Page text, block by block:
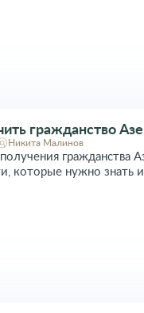
гражданство
Никита Малинов
гражданства
которые нужно знать и